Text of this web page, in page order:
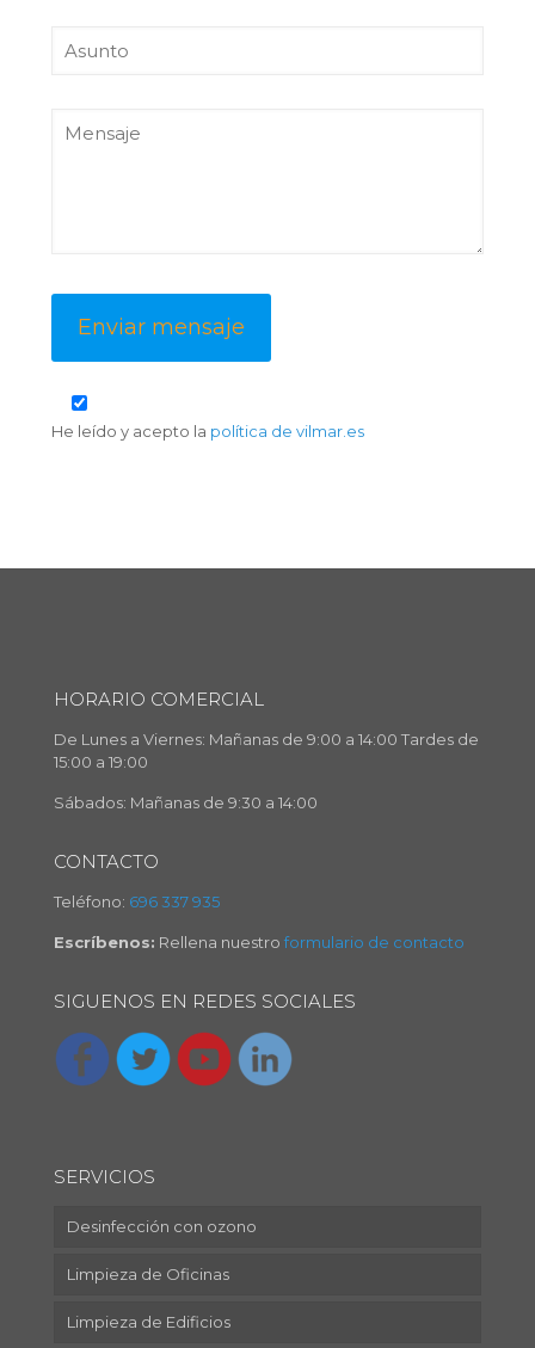
He leído y acepto la política de vilmar.es
HORARIO COMERCIAL
De Lunes a Viernes: Mañanas de 9:00 a 14:00 Tardes de
15:00 a 19:00
Sábados: Mañanas de 9:30 a 14:00
CONTACTO
Teléfono: 696 337 935
Escríbenos: Rellena nuestro formulario de contacto
SIGUENOS EN REDES SOCIALES
SERVICIOS
Desinfección con ozono
Limpieza de Oficinas
Limpieza de Edificios